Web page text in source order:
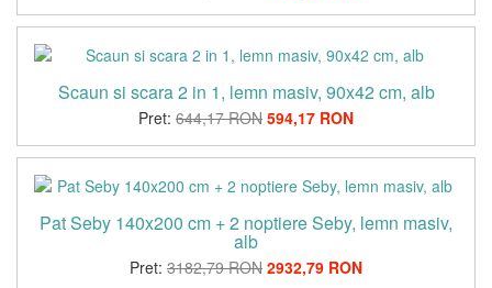
Scaun si scara 2 in 1, lemn masiv, 90x42 cm, alb
Pret: 644,17 RON 594,17 RON
Pat Seby 140x200 cm + 2 noptiere Seby, lemn masiv,
alb
Pret: 3182,79 RON 2932,79 RON